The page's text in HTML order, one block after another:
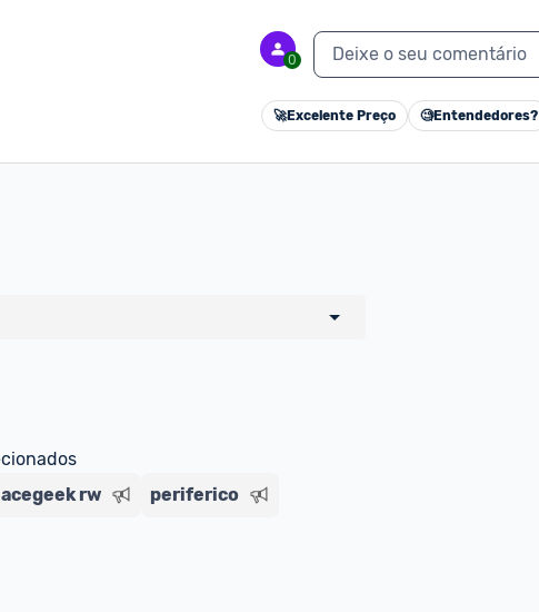
0 Deixe o seu comentário
🚀Excelente Preço 🧐Entendedores?
um marketplace, nós indicamos no
sinalizamos através da tag
rw periferico